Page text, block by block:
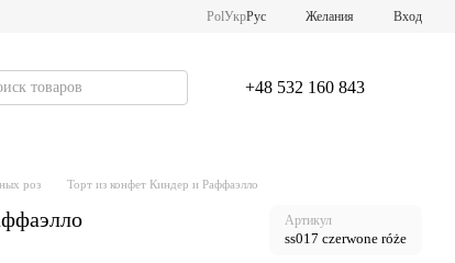
PolУкрРус Желания Вход
+48 532 160 843
роз Торт из конфет Киндер и Раффаэлло
Артикул
ss017 czerwone róże